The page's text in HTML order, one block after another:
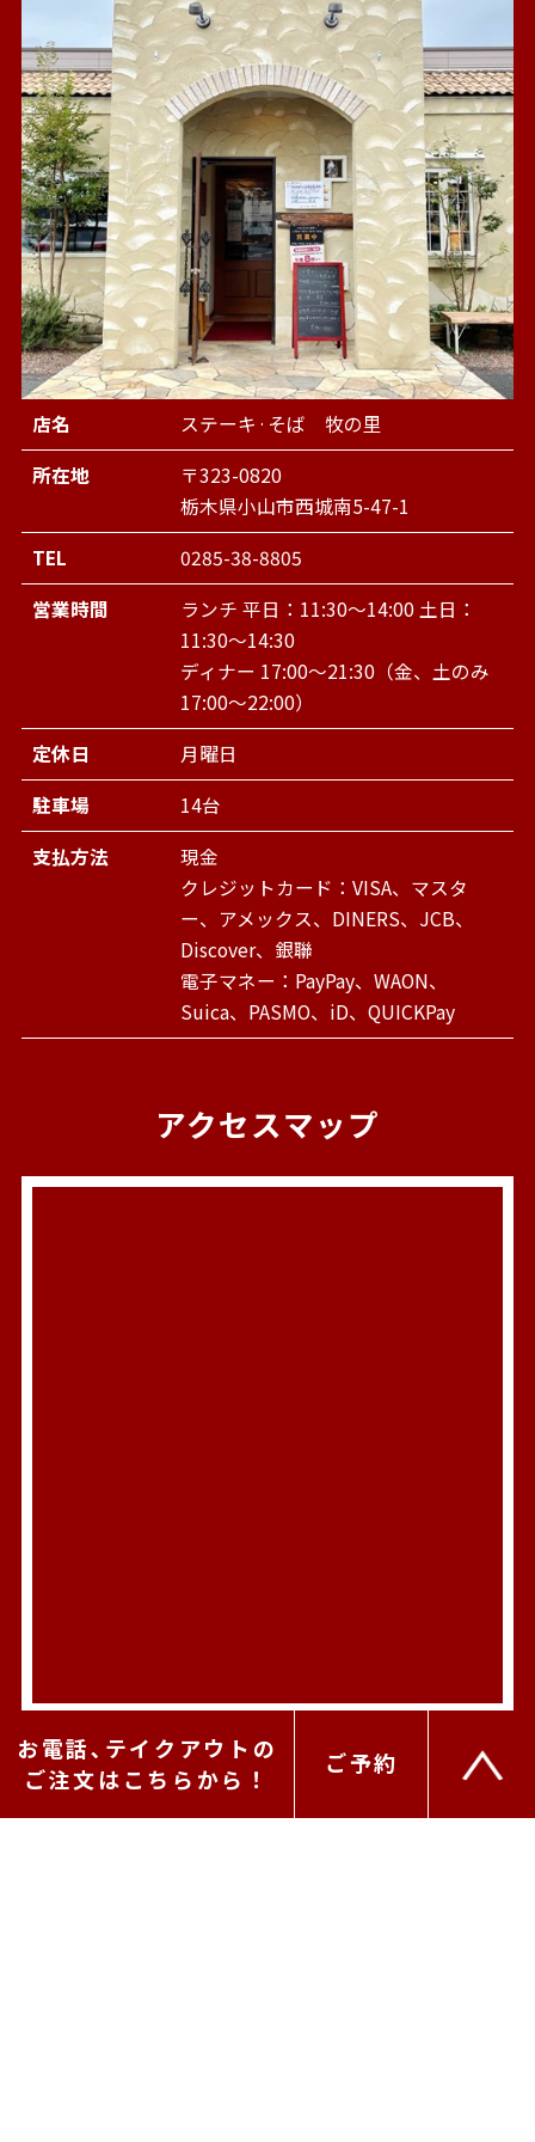
店名
ステーキ·そば 牧の里
所在地
〒323-0820
栃木県小山市西城南5-47-1
TEL
0285-38-8805
営業時間
ランチ 平日：11:30～14:00 土日：
11:30～14:30
ディナー 17:00～21:30（金、土のみ
17:00～22:00）
定休日
月曜日
駐車場
14台
支払方法
現金
クレジットカード：VISA、マスタ
ー、アメックス、DINERS、JCB、
Discover、銀聯
電子マネー：PayPay、WAON、
Suica、PASMO、iD、QUICKPay
アクセスマップ
お電話､テイクアウトの
ご注文はこちらから！
ご予約